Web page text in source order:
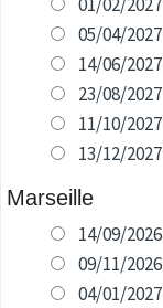
01/02/2027
05/04/2027
14/06/2027
23/08/2027
11/10/2027
13/12/2027
Marseille
14/09/2026
09/11/2026
04/01/2027